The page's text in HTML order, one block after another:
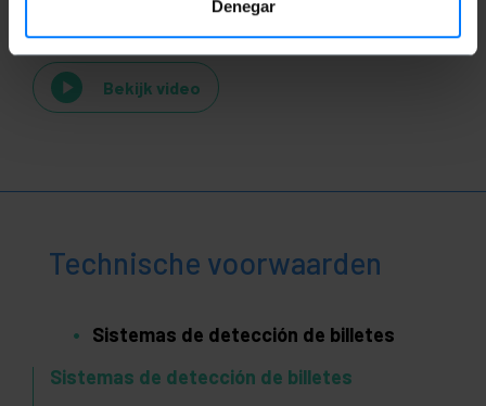
Denegar
Bekijk video
Technische voorwaarden
Sistemas de detección de billetes
Sistemas de detección de billetes